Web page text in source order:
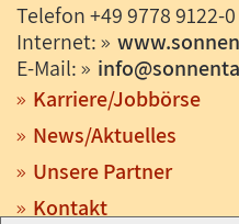
Telefon +49 9778 9122-0
Internet:
E-Mail:
info@
Karriere/Jobbörse
News/Aktuelles
Unsere Partner
Kontakt